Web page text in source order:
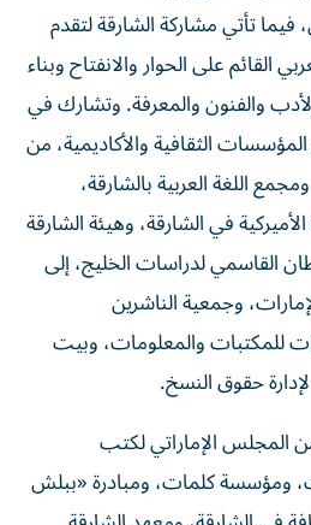
فيما تأتي مشاركة الشارقة لتقدم
القائم على الحوار والانفتاح وبناء
والفنون والمعرفة. وتشارك في
الثقافية والأكاديمية، من
اللغة العربية بالشارقة،
في الشارقة، وهيئة الشارقة
القاسمي لدراسات الخليج، إلى
وجمعية الناشرين
للمكتبات والمعلومات، وبيت
حقوق النسخ.
المجلس الإماراتي لكتب
ومؤسسة كلمات، ومبادرة «ببلش